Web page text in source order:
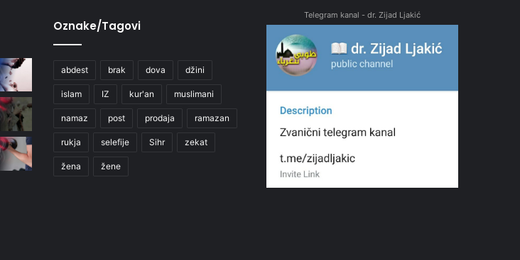
Oznake/Tagovi
abdest brak dova džini
islam IZ kur'an muslimani
namaz post prodaja ramazan
rukja selefije Sihr zekat
žena žene
Telegram kanal - dr. Zijad Ljakić